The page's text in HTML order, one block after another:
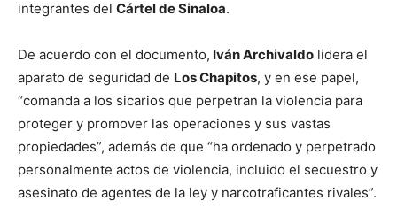
integrantes del Cártel de Sinaloa.
De acuerdo con el documento, Iván Archivaldo lidera el
aparato de seguridad de Los Chapitos, y en ese papel,
“comanda a los sicarios que perpetran la violencia para
proteger y promover las operaciones y sus vastas
propiedades”, además de que “ha ordenado y perpetrado
personalmente actos de violencia, incluido el secuestro y
asesinato de agentes de la ley y narcotraficantes rivales”.